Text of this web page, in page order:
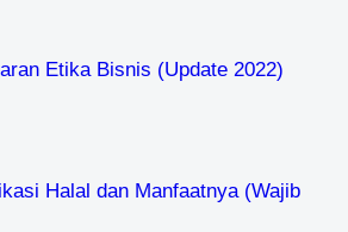
Etika Bisnis (Update 2022)
Halal dan Manfaatnya (Wajib